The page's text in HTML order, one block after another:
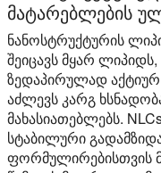
მატარებლების
ნანოსტრუქტურის
შეიცავს მყარ
ზედაპირულად
აძლევს კარგ
მახასიათებლებს.
სტაბილური
ფორმულირებისთვის